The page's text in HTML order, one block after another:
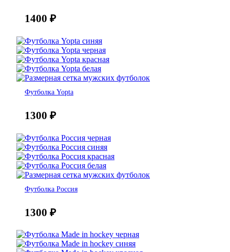
1400 ₽
Футболка Yopta
1300 ₽
Футболка Россия
1300 ₽